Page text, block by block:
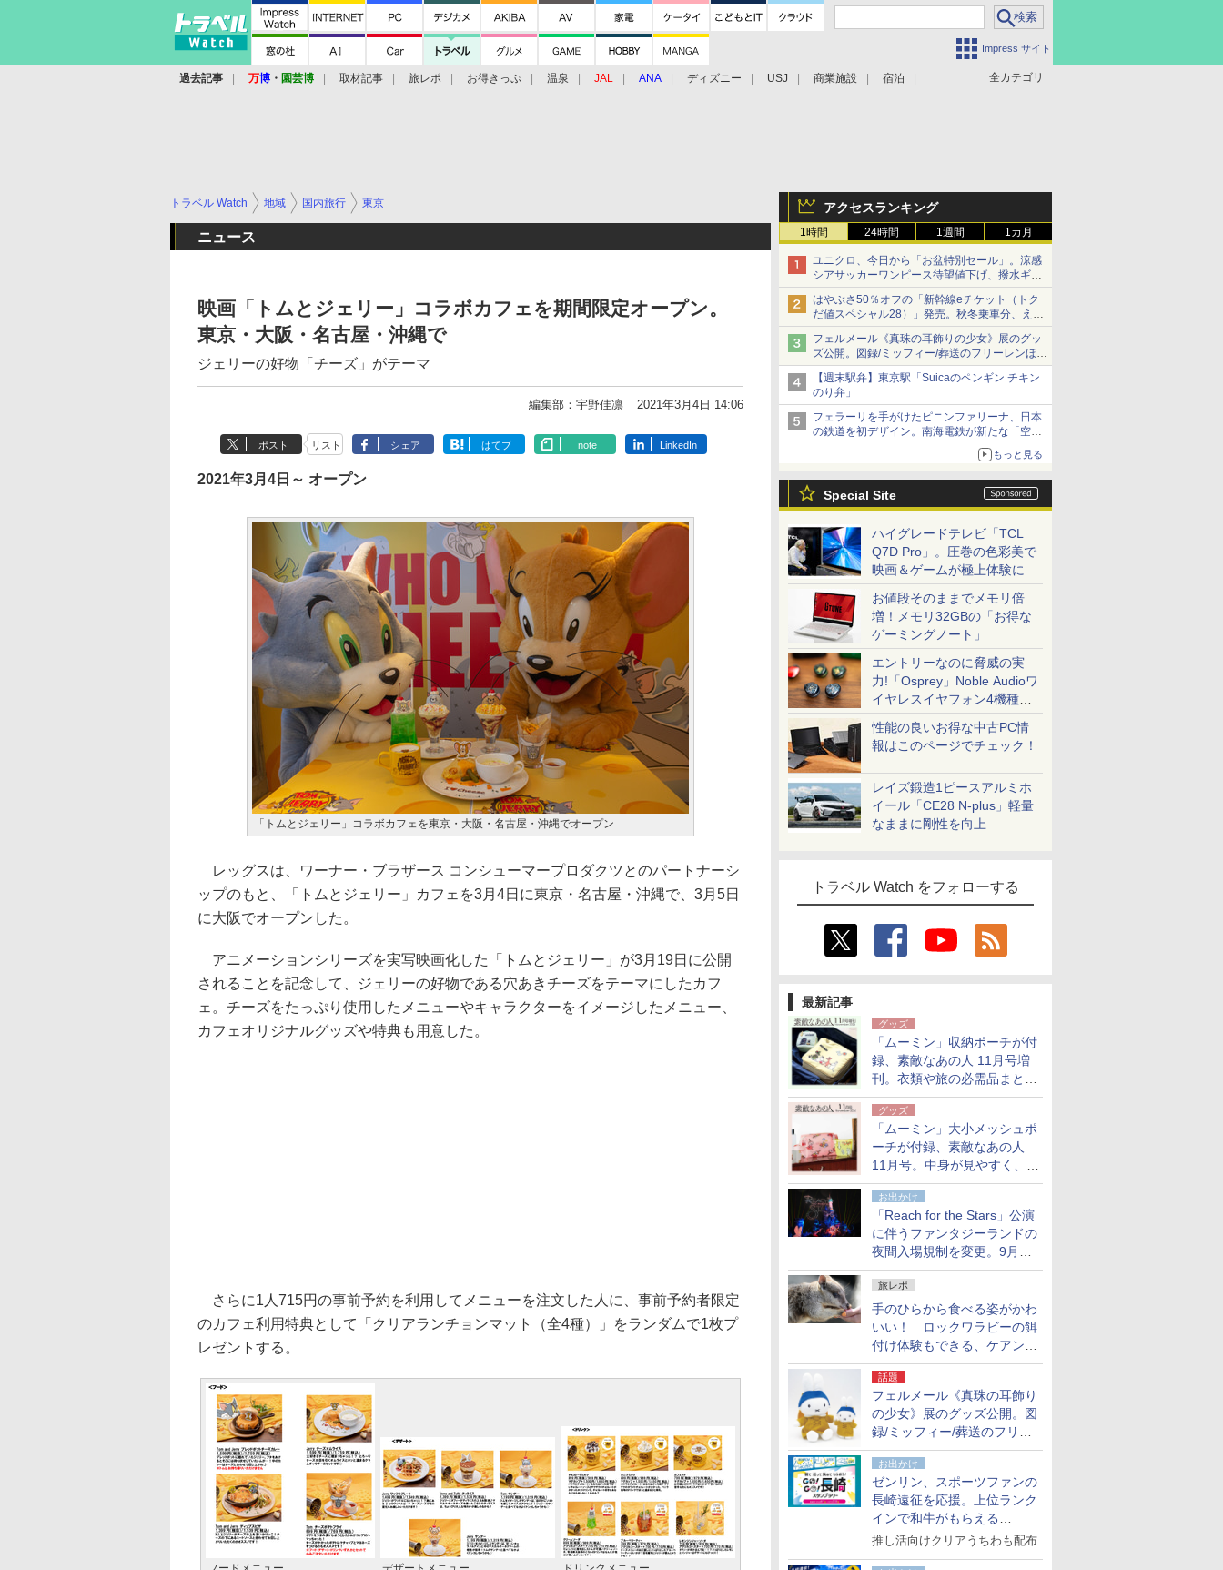
Impress サイト
全カテゴリ
過去記事 万博 ・ 園芸博 取材記事 旅レポ お得きっぷ 温泉 JAL ANA ディズニー USJ 商業施設 宿泊
アクセスランキング
1時間 24時間 1週間 1カ月
ユニクロ、今日から「お盆特別セール」。涼感
シアサッカーワンピース待望値下げ、撥水ギア
ショーツは1990円に
はやぶさ50％オフの「新幹線eチケット（トク
だ値スペシャル28）」発売。秋冬乗車分、えき
ねっと限定
フェルメール《真珠の耳飾りの少女》展のグッ
ズ公開。図録/ミッフィー/葬送のフリーレンほ
か、注目ブランドコラボが実現
【週末駅弁】東京駅「Suicaのペンギン チキン
のり弁」
フェラーリを手がけたピニンファリーナ、日本
の鉄道を初デザイン。南海電鉄が新たな「空港
もっと見る
Special Site
ハイグレードテレビ「TCL
Q7D Pro」。圧巻の色彩美で
映画＆ゲームが極上体験に
お値段そのままでメモリ倍
増！メモリ32GBの「お得な
ゲーミングノート」
エントリーなのに脅威の実
力!「Osprey」Noble Audioワ
イヤレスイヤフォン4機種を
一気に聴く
性能の良いお得な中古PC情
報はこのページでチェック！
レイズ鍛造1ピースアルミホ
イール「CE28 N-plus」軽量
なままに剛性を向上
トラベル Watch をフォローする
最新記事
グッズ
「ムーミン」収納ポーチが付
録、素敵なあの人 11月号増
刊。衣類や旅の必需品まとま
る大小2個セット
グッズ
「ムーミン」大小メッシュポ
ーチが付録、素敵なあの人
11月号。中身が見やすく、温
泉スパにも使える
お出かけ
「Reach for the Stars」公演
に伴うファンタジーランドの
夜間入場規制を変更。9月か
ら18時50分～20時ごろに
旅レポ
手のひらから食べる姿がかわ
いい！ ロックワラビーの餌
付け体験もできる、ケアンズ
でアサートン高原の日本語ガ
イド付きツアーに参加してみ
た
話題
フェルメール《真珠の耳飾り
の少女》展のグッズ公開。図
録/ミッフィー/葬送のフリー
レンほか、注目ブランドコラ
ボが実現
お出かけ
ゼンリン、スポーツファンの
長崎遠征を応援。上位ランク
インで和牛がもらえる
「GO！GO！長崎スタンプラ
推し活向けクリアうちわも配布
トラベル Watch 地域 国内旅行 東京
ニュース
映画「トムとジェリー」コラボカフェを期間限定オープン。
東京・大阪・名古屋・沖縄で
ジェリーの好物「チーズ」がテーマ
編集部：宇野佳凛 2021年3月4日 14:06
ポスト リスト シェア はてブ note LinkedIn
2021年3月4日～ オープン
「トムとジェリー」コラボカフェを東京・大阪・名古屋・沖縄でオープン
レッグスは、ワーナー・ブラザース コンシューマープロダクツとのパートナーシ
ップのもと、「トムとジェリー」カフェを3月4日に東京・名古屋・沖縄で、3月5日
に大阪でオープンした。
アニメーションシリーズを実写映画化した「トムとジェリー」が3月19日に公開
されることを記念して、ジェリーの好物である穴あきチーズをテーマにしたカフ
ェ。チーズをたっぷり使用したメニューやキャラクターをイメージしたメニュー、
カフェオリジナルグッズや特典も用意した。
さらに1人715円の事前予約を利用してメニューを注文した人に、事前予約者限定
のカフェ利用特典として「クリアランチョンマット（全4種）」をランダムで1枚プ
レゼントする。